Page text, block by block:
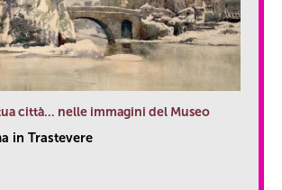
città… nelle immagini del Museo
in Trastevere